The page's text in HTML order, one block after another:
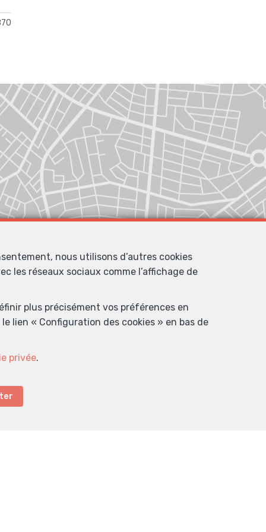
nous utilisons d’autres cookies
les réseaux sociaux comme l’affichage de
plus précisément vos préférences en
lien « Configuration des cookies » en bas de
privée.